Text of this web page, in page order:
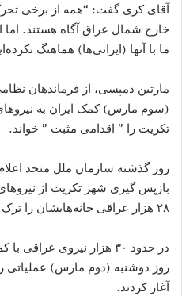
آقای کری گفت: “همه از برخی
خارج شمال عراق آگاه هستند.
ما با آنها (ایرانی‌ها) هماهنگ
مارتین دمپسی، از فرماندهان
(سوم مارس) کمک ایران به
تکریت را ” اقدامی مثبت ” خواند.
روز گذشته سازمان ملل متحد
بازپس گیری شهر تکریت از
۲۸ هزار عراقی خانه‌هایشان را ترک کنند.
در حدود ۳۰ هزار نیروی
روز دوشنبه (دوم مارس) عملیاتی
آغاز کردند.